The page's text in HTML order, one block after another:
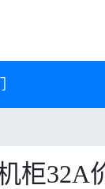
柜32A